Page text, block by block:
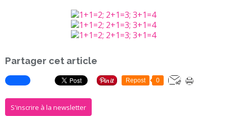
Partager cet article
Repost 0
S'inscrire à la newsletter